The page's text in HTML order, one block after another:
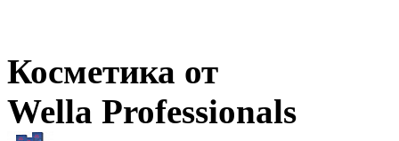
Косметика от
Wella Professionals